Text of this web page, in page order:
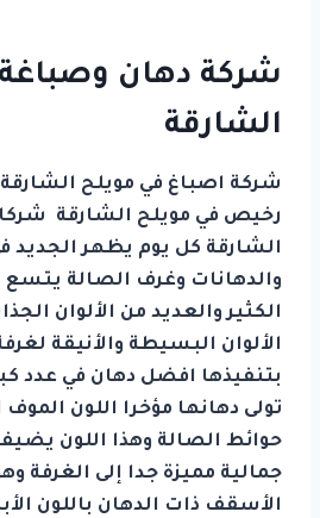
شركة دهان
الشارقة
شركة اصباغ في مويلح
رخيص في مويلح الشارقة
الشارقة كل يوم يظهر الجديد
والدهانات وغرف الصالة
الكثير والعديد من الألوان
الألوان البسيطة والأنيقة
بتنفيذها افضل دهان في عدد
تولى دهانها مؤخرا اللون
حوائط الصالة وهذا اللون
جمالية مميزة جدا إلى الغرفة
الأسقف ذات الدهان باللون